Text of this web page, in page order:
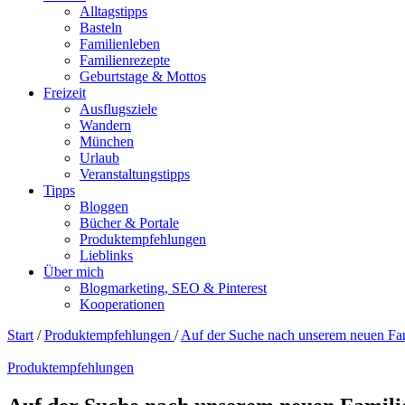
Alltagstipps
Basteln
Familienleben
Familienrezepte
Geburtstage & Mottos
Freizeit
Ausflugsziele
Wandern
München
Urlaub
Veranstaltungstipps
Tipps
Bloggen
Bücher & Portale
Produktempfehlungen
Lieblinks
Über mich
Blogmarketing, SEO & Pinterest
Kooperationen
Start / Produktempfehlungen / Auf der Suche nach unserem neuen
Produktempfehlungen